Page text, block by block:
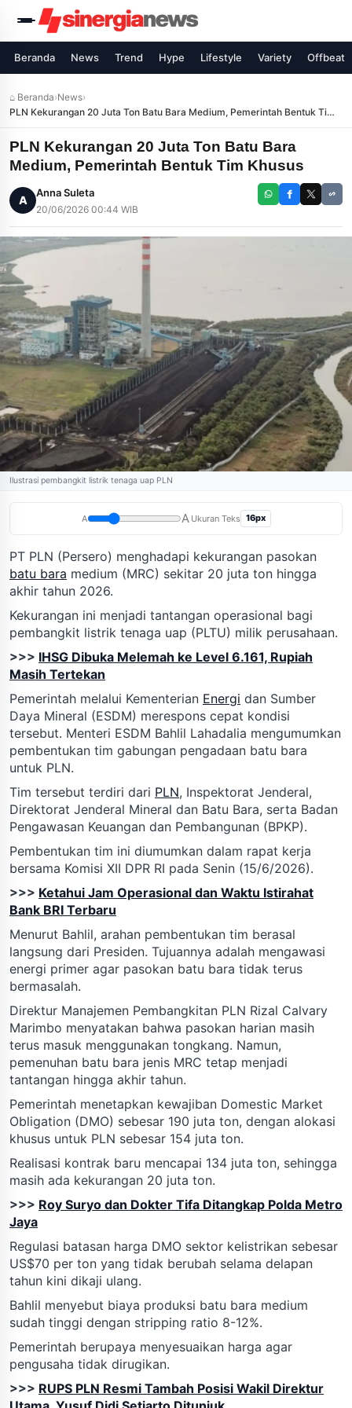
Beranda News Trend Hype Lifestyle Variety Offbeat
⌂ Beranda›News›
PLN Kekurangan 20 Juta Ton Batu Bara Medium, Pemerintah Bentuk Tim
Khusus
PLN Kekurangan 20 Juta Ton Batu Bara
Medium, Pemerintah Bentuk Tim Khusus
A
Anna Suleta
20/06/2026 00:44 WIB
Ilustrasi pembangkit listrik tenaga uap PLN
A A Ukuran Teks 16px
PT PLN (Persero) menghadapi kekurangan pasokan
batu bara medium (MRC) sekitar 20 juta ton hingga
akhir tahun 2026.
Kekurangan ini menjadi tantangan operasional bagi
pembangkit listrik tenaga uap (PLTU) milik perusahaan.
>>> IHSG Dibuka Melemah ke Level 6.161, Rupiah
Masih Tertekan
Pemerintah melalui Kementerian Energi dan Sumber
Daya Mineral (ESDM) merespons cepat kondisi
tersebut. Menteri ESDM Bahlil Lahadalia mengumumkan
pembentukan tim gabungan pengadaan batu bara
untuk PLN.
Tim tersebut terdiri dari PLN, Inspektorat Jenderal,
Direktorat Jenderal Mineral dan Batu Bara, serta Badan
Pengawasan Keuangan dan Pembangunan (BPKP).
Pembentukan tim ini diumumkan dalam rapat kerja
bersama Komisi XII DPR RI pada Senin (15/6/2026).
>>> Ketahui Jam Operasional dan Waktu Istirahat
Bank BRI Terbaru
Menurut Bahlil, arahan pembentukan tim berasal
langsung dari Presiden. Tujuannya adalah mengawasi
energi primer agar pasokan batu bara tidak terus
bermasalah.
Direktur Manajemen Pembangkitan PLN Rizal Calvary
Marimbo menyatakan bahwa pasokan harian masih
terus masuk menggunakan tongkang. Namun,
pemenuhan batu bara jenis MRC tetap menjadi
tantangan hingga akhir tahun.
Pemerintah menetapkan kewajiban Domestic Market
Obligation (DMO) sebesar 190 juta ton, dengan alokasi
khusus untuk PLN sebesar 154 juta ton.
Realisasi kontrak baru mencapai 134 juta ton, sehingga
masih ada kekurangan 20 juta ton.
>>> Roy Suryo dan Dokter Tifa Ditangkap Polda Metro
Jaya
Regulasi batasan harga DMO sektor kelistrikan sebesar
US$70 per ton yang tidak berubah selama delapan
tahun kini dikaji ulang.
Bahlil menyebut biaya produksi batu bara medium
sudah tinggi dengan stripping ratio 8-12%.
Pemerintah berupaya menyesuaikan harga agar
pengusaha tidak dirugikan.
>>> RUPS PLN Resmi Tambah Posisi Wakil Direktur